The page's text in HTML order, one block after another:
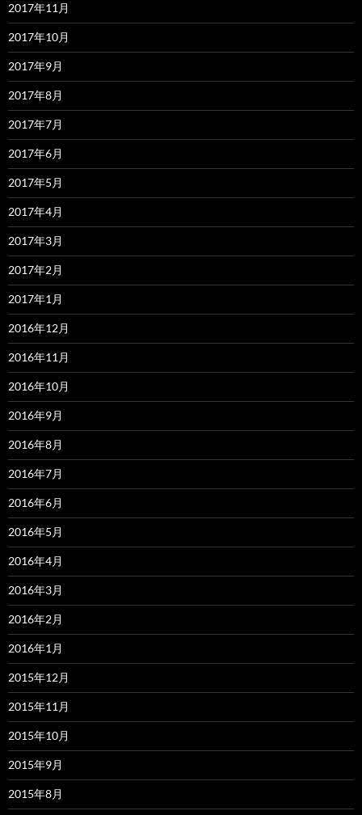
2017年11月
2017年10月
2017年9月
2017年8月
2017年7月
2017年6月
2017年5月
2017年4月
2017年3月
2017年2月
2017年1月
2016年12月
2016年11月
2016年10月
2016年9月
2016年8月
2016年7月
2016年6月
2016年5月
2016年4月
2016年3月
2016年2月
2016年1月
2015年12月
2015年11月
2015年10月
2015年9月
2015年8月